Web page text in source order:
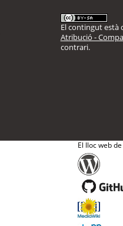
El contingut està
Atribució -
contrari.
El lloc web